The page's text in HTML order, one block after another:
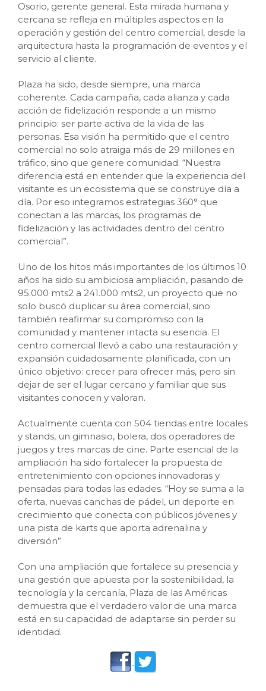
Osorio, gerente general. Esta mirada humana y
cercana se refleja en múltiples aspectos en la
operación y gestión del centro comercial, desde la
arquitectura hasta la programación de eventos y el
servicio al cliente.
Plaza ha sido, desde siempre, una marca
coherente. Cada campaña, cada alianza y cada
acción de fidelización responde a un mismo
principio: ser parte activa de la vida de las
personas. Esa visión ha permitido que el centro
comercial no solo atraiga más de 29 millones en
tráfico, sino que genere comunidad. “Nuestra
diferencia está en entender que la experiencia del
visitante es un ecosistema que se construye día a
día. Por eso integramos estrategias 360° que
conectan a las marcas, los programas de
fidelización y las actividades dentro del centro
comercial”.
Uno de los hitos más importantes de los últimos 10
años ha sido su ambiciosa ampliación, pasando de
95.000 mts2 a 241.000 mts2, un proyecto que no
solo buscó duplicar su área comercial, sino
también reafirmar su compromiso con la
comunidad y mantener intacta su esencia. El
centro comercial llevó a cabo una restauración y
expansión cuidadosamente planificada, con un
único objetivo: crecer para ofrecer más, pero sin
dejar de ser el lugar cercano y familiar que sus
visitantes conocen y valoran.
Actualmente cuenta con 504 tiendas entre locales
y stands, un gimnasio, bolera, dos operadores de
juegos y tres marcas de cine. Parte esencial de la
ampliación ha sido fortalecer la propuesta de
entretenimiento con opciones innovadoras y
pensadas para todas las edades. “Hoy se suma a la
oferta, nuevas canchas de pádel, un deporte en
crecimiento que conecta con públicos jóvenes y
una pista de karts que aporta adrenalina y
diversión”
Con una ampliación que fortalece su presencia y
una gestión que apuesta por la sostenibilidad, la
tecnología y la cercanía, Plaza de las Américas
demuestra que el verdadero valor de una marca
está en su capacidad de adaptarse sin perder su
identidad.